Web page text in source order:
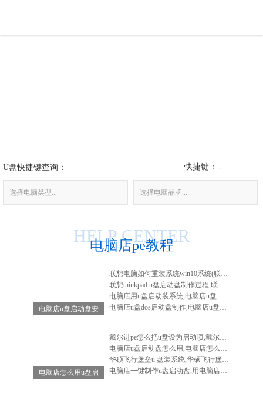
电脑问题
U盘快捷键查询：
选择电脑类型... 选择电脑品牌...
快捷键： --
电脑店pe教程
HELP CENTER
电脑店u盘启动盘安
联想电脑如何重装系统win10系统(联想电脑怎么重装系统win10系统)
联想thinkpad u盘启动盘制作过程,联想笔记本u盘启动盘制作
电脑店用u盘启动装系统,电脑店u盘启动盘安装系统
电脑店u盘dos启动盘制作,电脑店u盘启动盘制作软件
电脑店怎么用u盘启
戴尔进pe怎么把u盘设为启动项,戴尔电脑进入bios设置u盘启动
电脑店u盘启动盘怎么用,电脑店怎么做启动u盘
华硕飞行堡垒u 盘装系统,华硕飞行堡垒装系统教程
电脑店一键制作u盘启动盘,用电脑店制作u盘启动盘